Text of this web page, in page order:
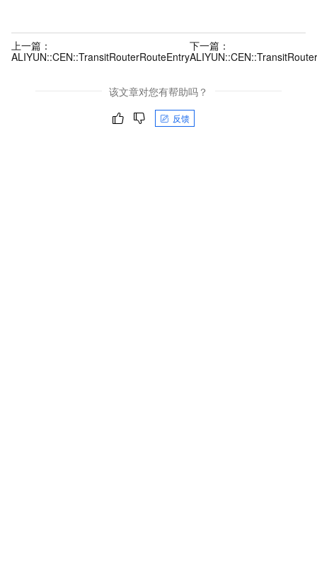
上一篇：
ALIYUN::CEN::TransitRouterRouteEntry
下一篇：
该文章对您有帮助吗？
反馈